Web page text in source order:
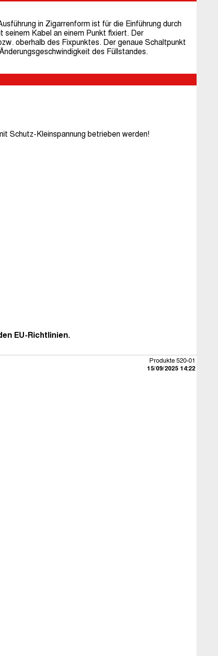
in Zigarrenform ist für die Einführung durch
seinem Kabel an einem Punkt fixiert. Der
oberhalb des Fixpunktes. Der genaue Schaltpunkt
des Füllstandes.
Schutz-Kleinspannung betrieben werden!
EU-Richtlinien.
Produkte 520-01
15/09/2025 14:22